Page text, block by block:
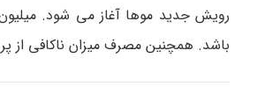
رویش جدید موها آغاز می شود.
باشد. همچنین مصرف میزان ناکافی از